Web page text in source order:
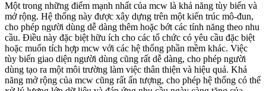
Một trong những điểm mạnh nhất của mcw là khả năng tùy biến và
mở rộng. Hệ thống này được xây dựng trên một kiến trúc mô-đun,
cho phép người dùng dễ dàng thêm hoặc bớt các tính năng theo nhu
cầu. Điều này đặc biệt hữu ích cho các tổ chức có yêu cầu đặc biệt
hoặc muốn tích hợp mcw với các hệ thống phần mềm khác. Việc
tùy biến giao diện người dùng cũng rất dễ dàng, cho phép người
dùng tạo ra một môi trường làm việc thân thiện và hiệu quả. Khả
năng mở rộng của mcw cũng rất ấn tượng, cho phép hệ thống có thể